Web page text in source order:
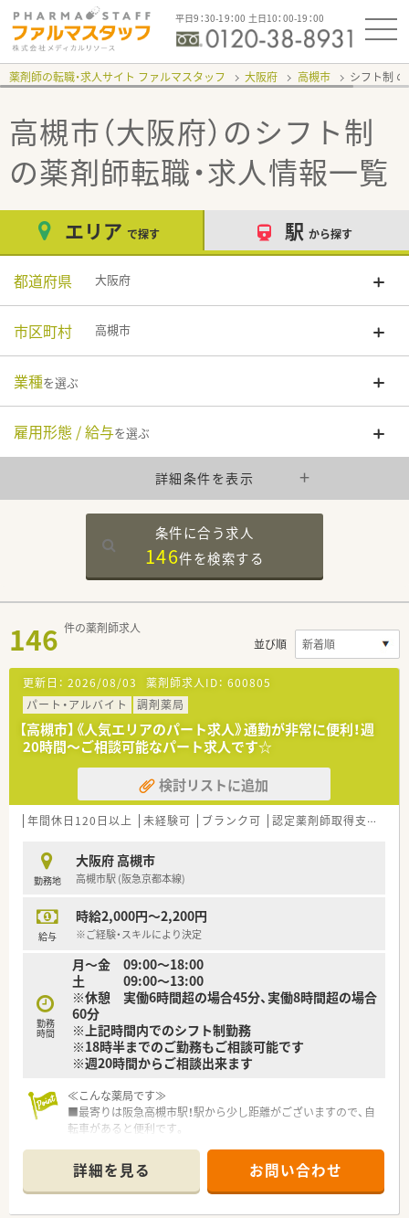
平日9：30-19：00 土日10：00-19：00
薬剤師の転職・求人サイト ファルマスタッフ 大阪府 高槻市 シフト制
高槻市（大阪府）のシフト制
の薬剤師転職・求人情報一覧
エリア で探す 駅 から探す
都道府県 大阪府
市区町村 高槻市
業種を選ぶ
雇用形態 / 給与を選ぶ
詳細条件を表示
条件に合う求人
146件を検索する
146 件の薬剤師求人
並び順
更新日： 2026/08/03 薬剤師求人ID： 600805
パート・アルバイト
調剤薬局
【高槻市】《人気エリアのパート求人》通勤が非常に便利！週
20時間～ご相談可能なパート求人です☆
検討リストに追加
年間休日120日以上 未経験可 ブランク可 認定薬剤師取得支援あり
勤務地
大阪府 高槻市
高槻市駅 (阪急京都本線)
給与
時給2,000円～2,200円
※ご経験・スキルにより決定
勤務
時間
月〜金 09:00〜18:00
土 09:00〜13:00
※休憩 実働6時間超の場合45分、実働8時間超の場合
60分
※上記時間内でのシフト制勤務
※18時半までのご勤務もご相談可能です
※週20時間からご相談出来ます
≪こんな薬局です≫
■最寄りは阪急高槻市駅！駅から少し距離がございますので、自
転車があると便利です。
頂けます。
■薬剤師様は常勤14名とパート4名、事務さんは9名が在籍され
ている店舗です。
詳細を見る お問い合わせ